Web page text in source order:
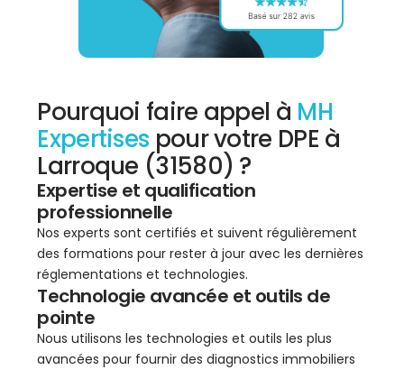
Pourquoi faire appel à MH
Expertises pour votre DPE à
Larroque (31580) ?
Expertise et qualification
professionnelle
Nos experts sont certifiés et suivent régulièrement
des formations pour rester à jour avec les dernières
réglementations et technologies.
Technologie avancée et outils de
pointe
Nous utilisons les technologies et outils les plus
avancées pour fournir des diagnostics immobiliers